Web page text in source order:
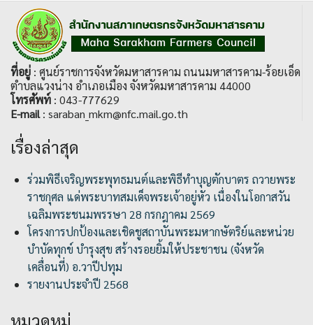
ที่อยู่ : ศูนย์ราชการจังหวัดมหาสารคาม ถนนมหาสารคาม-ร้อยเอ็ด
ตำบลแวงน่าง อำเภอเมือง จังหวัดมหาสารคาม 44000
โทรศัพท์ : 043-777629
E-mail: saraban_mkm@nfc.mail.go.th
เรื่องล่าสุด
ร่วมพิธีเจริญพระพุทธมนต์และพิธีทำบุญตักบาตร ถวายพระ
ราชกุศล แด่พระบาทสมเด็จพระเจ้าอยู่หัว เนื่องในโอกาสวัน
เฉลิมพระชนมพรรษา 28 กรกฎาคม 2569
โครงการปกป้องและเชิดชูสถาบันพระมหากษัตริย์และหน่วย
บำบัดทุกข์ บำรุงสุข สร้างรอยยิ้มให้ประชาชน (จังหวัด
เคลื่อนที่) อ.วาปีปทุม
รายงานประจำปี 2568
หมวดหมู่